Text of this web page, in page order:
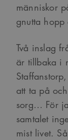
människor
gnutta
Två inslag
är tillbaka i
att ta på
sorg… För
samtalet
mist livet.